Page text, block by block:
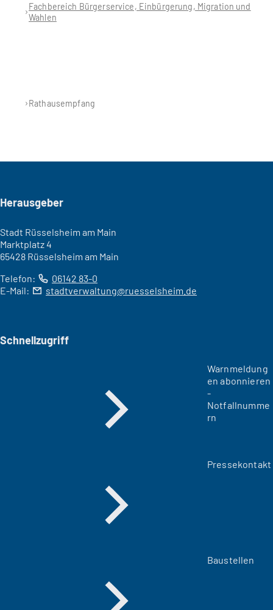
Fachbereich Bürgerservice, Einbürgerung, Migration und
Wahlen
Rathausempfang
Seitenfuß
Herausgeber
Stadt Rüsselsheim am Main
Marktplatz 4
65428 Rüsselsheim am Main
Telefon:
06142 83-0
E-Mail:
stadtverwaltung ruesselsheim de
Schnellzugriff
Warnmeldung
en abonnieren
-
Notfallnumme
rn
Pressekontakt
Baustellen